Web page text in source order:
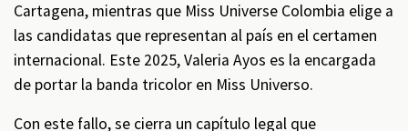
Cartagena, mientras que Miss Universe Colombia elige a
las candidatas que representan al país en el certamen
internacional. Este 2025, Valeria Ayos es la encargada
de portar la banda tricolor en Miss Universo.
Con este fallo, se cierra un capítulo legal que